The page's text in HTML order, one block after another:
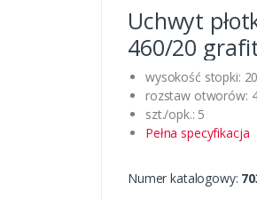
Uchwyt
460/20
wysokość stopki:
rozstaw otworów:
szt./opk.: 5
Pełna specyfikacja
Numer katalogowy: